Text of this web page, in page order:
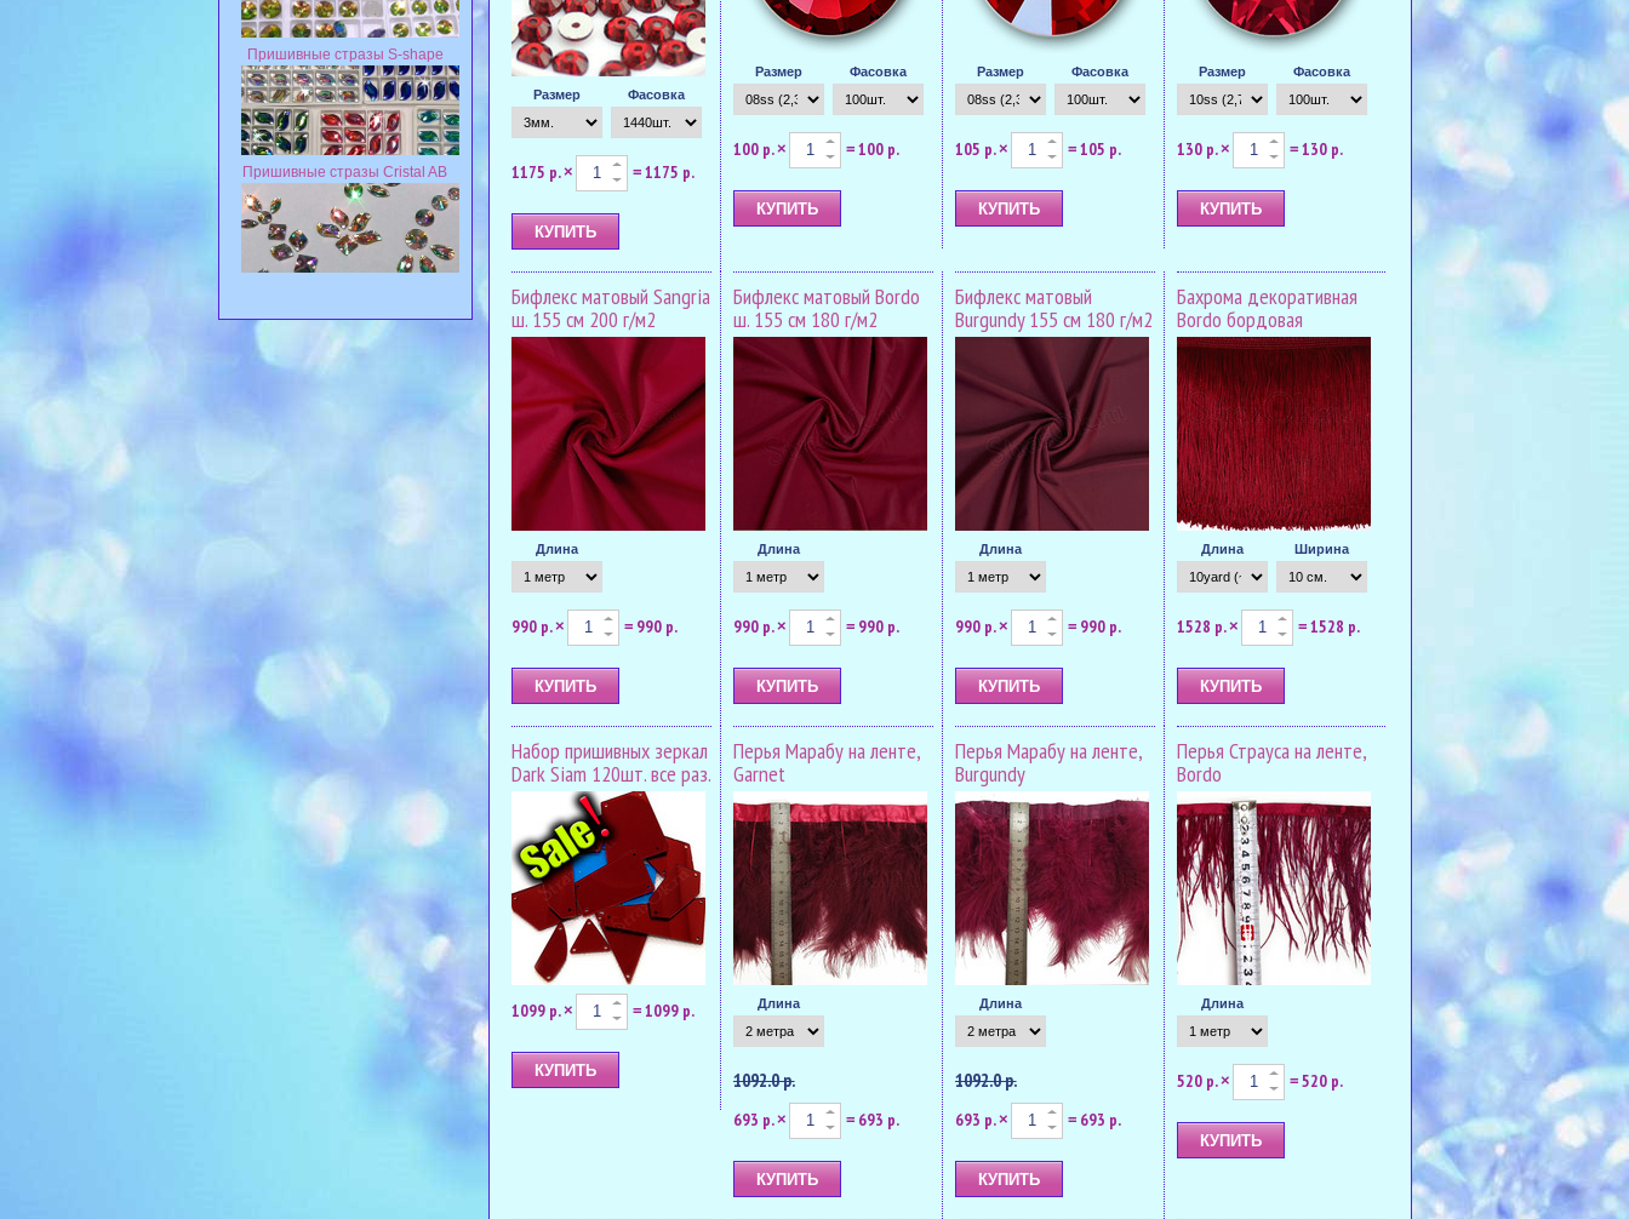
Размер Фасовка
1175 р.× = 1175 р.
Размер Фасовка
100 р.× = 100 р.
Размер Фасовка
105 р.× = 105 р.
Размер Фасовка
130 р.× = 130 р.
Бифлекс матовый Sangria
ш. 155 см 200 г/м2
Длина
990 р.× = 990 р.
Бифлекс матовый Bordo
ш. 155 см 180 г/м2
Длина
990 р.× = 990 р.
Бифлекс матовый
Burgundy 155 см 180 г/м2
Длина
990 р.× = 990 р.
Бахрома декоративная
Bordo бордовая
Длина Ширина
1528 р.× = 1528 р.
Набор пришивных зеркал
Dark Siam 120шт. все раз.
1099 р.× = 1099 р.
Перья Марабу на ленте,
Garnet
Длина
1092.0 р.
693 р.× = 693 р.
Перья Марабу на ленте,
Burgundy
Длина
1092.0 р.
693 р.× = 693 р.
Перья Страуса на ленте,
Bordo
Длина
520 р.× = 520 р.
Пришивные стразы S-shape
Пришивные стразы Cristal AB